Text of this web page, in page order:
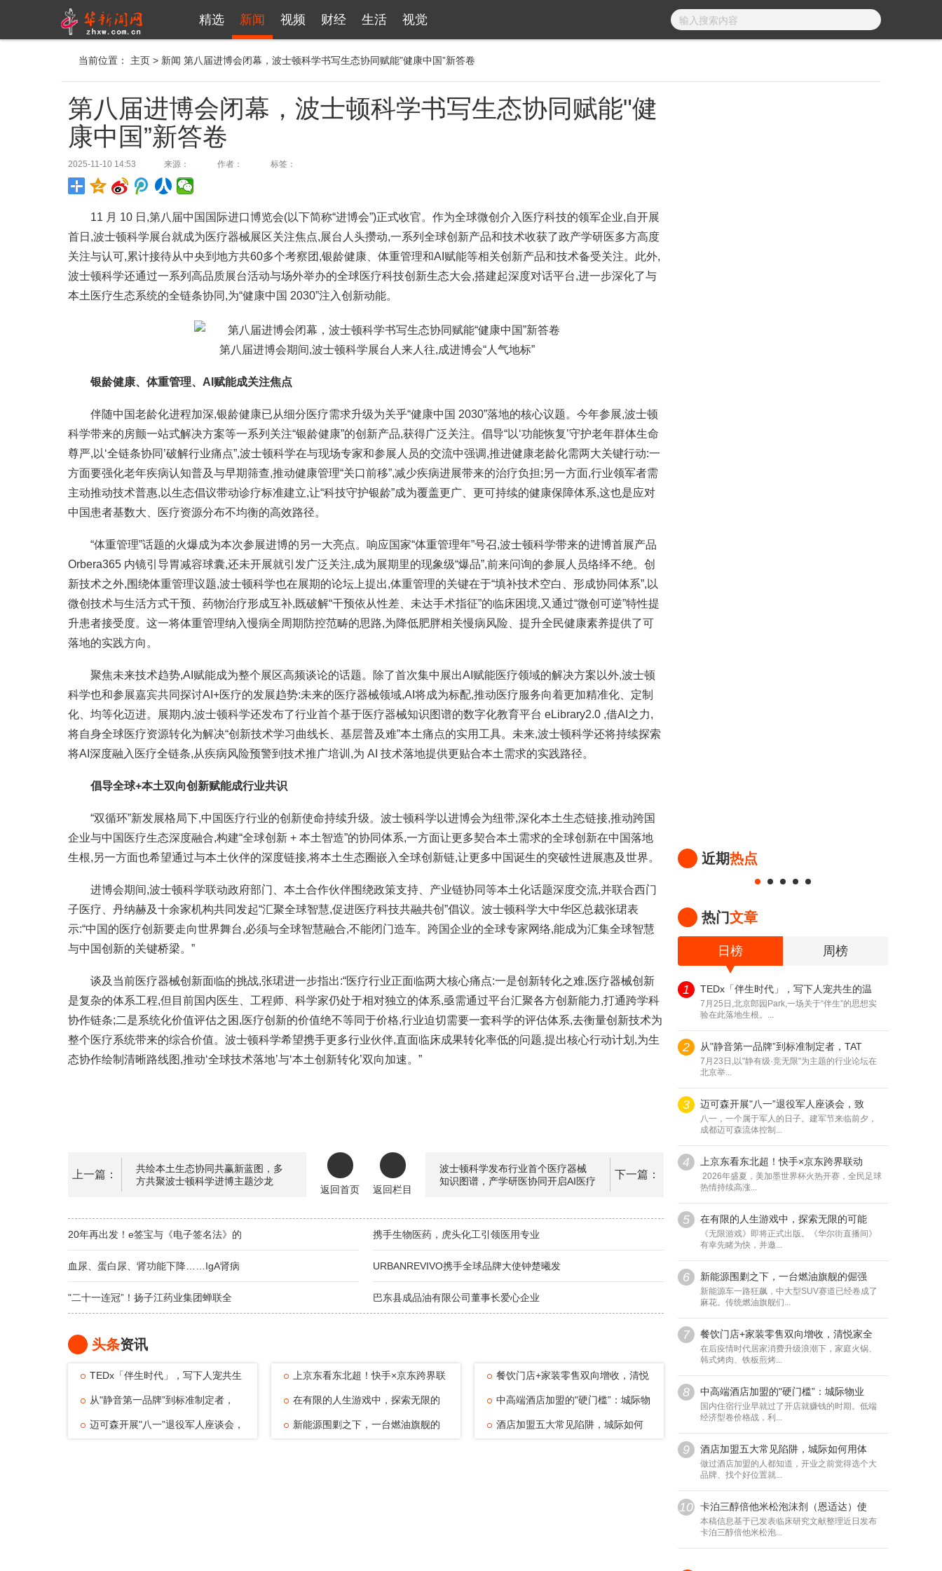
精选 新闻 视频 财经 生活 视觉
当前位置： 主页 > 新闻 第八届进博会闭幕，波士顿科学书写生态协同赋能"健康中国”新答卷
第八届进博会闭幕，波士顿科学书写生态协同赋能"健
康中国”新答卷
2025-11-10 14:53 来源： 作者： 标签：
11 月 10 日,第八届中国国际进口博览会(以下简称“进博会”)正式收官。作为全球微创介入医疗科技的领军企业,自开展
首日,波士顿科学展台就成为医疗器械展区关注焦点,展台人头攒动,一系列全球创新产品和技术收获了政产学研医多方高度
关注与认可,累计接待从中央到地方共60多个考察团,银龄健康、体重管理和AI赋能等相关创新产品和技术备受关注。此外,
波士顿科学还通过一系列高品质展台活动与场外举办的全球医疗科技创新生态大会,搭建起深度对话平台,进一步深化了与
本土医疗生态系统的全链条协同,为“健康中国 2030”注入创新动能。
第八届进博会期间,波士顿科学展台人来人往,成进博会“人气地标”
银龄健康、体重管理、AI赋能成关注焦点
伴随中国老龄化进程加深,银龄健康已从细分医疗需求升级为关乎“健康中国 2030”落地的核心议题。今年参展,波士顿
科学带来的房颤一站式解决方案等一系列关注“银龄健康”的创新产品,获得广泛关注。倡导“以‘功能恢复’守护老年群体生命
尊严,以‘全链条协同’破解行业痛点”,波士顿科学在与现场专家和参展人员的交流中强调,推进健康老龄化需两大关键行动:一
方面要强化老年疾病认知普及与早期筛查,推动健康管理“关口前移”,减少疾病进展带来的治疗负担;另一方面,行业领军者需
主动推动技术普惠,以生态倡议带动诊疗标准建立,让“科技守护银龄”成为覆盖更广、更可持续的健康保障体系,这也是应对
中国患者基数大、医疗资源分布不均衡的高效路径。
“体重管理”话题的火爆成为本次参展进博的另一大亮点。响应国家“体重管理年”号召,波士顿科学带来的进博首展产品
Orbera365 内镜引导胃减容球囊,还未开展就引发广泛关注,成为展期里的现象级“爆品”,前来问询的参展人员络绎不绝。创
新技术之外,围绕体重管理议题,波士顿科学也在展期的论坛上提出,体重管理的关键在于“填补技术空白、形成协同体系”,以
微创技术与生活方式干预、药物治疗形成互补,既破解“干预依从性差、未达手术指征”的临床困境,又通过“微创可逆”特性提
升患者接受度。这一将体重管理纳入慢病全周期防控范畴的思路,为降低肥胖相关慢病风险、提升全民健康素养提供了可
落地的实践方向。
聚焦未来技术趋势,AI赋能成为整个展区高频谈论的话题。除了首次集中展出AI赋能医疗领域的解决方案以外,波士顿
科学也和参展嘉宾共同探讨AI+医疗的发展趋势:未来的医疗器械领域,AI将成为标配,推动医疗服务向着更加精准化、定制
化、均等化迈进。展期内,波士顿科学还发布了行业首个基于医疗器械知识图谱的数字化教育平台 eLibrary2.0 ,借AI之力,
将自身全球医疗资源转化为解决“创新技术学习曲线长、基层普及难”本土痛点的实用工具。未来,波士顿科学还将持续探索
将AI深度融入医疗全链条,从疾病风险预警到技术推广培训,为 AI 技术落地提供更贴合本土需求的实践路径。
倡导全球+本土双向创新赋能成行业共识
“双循环”新发展格局下,中国医疗行业的创新使命持续升级。波士顿科学以进博会为纽带,深化本土生态链接,推动跨国
企业与中国医疗生态深度融合,构建“全球创新 + 本土智造”的协同体系,一方面让更多契合本土需求的全球创新在中国落地
生根,另一方面也希望通过与本土伙伴的深度链接,将本土生态圈嵌入全球创新链,让更多中国诞生的突破性进展惠及世界。
进博会期间,波士顿科学联动政府部门、本土合作伙伴围绕政策支持、产业链协同等本土化话题深度交流,并联合西门
子医疗、丹纳赫及十余家机构共同发起“汇聚全球智慧,促进医疗科技共融共创”倡议。波士顿科学大中华区总裁张珺表
示:“中国的医疗创新要走向世界舞台,必须与全球智慧融合,不能闭门造车。跨国企业的全球专家网络,能成为汇集全球智慧
与中国创新的关键桥梁。”
谈及当前医疗器械创新面临的挑战,张珺进一步指出:“医疗行业正面临两大核心痛点:一是创新转化之难,医疗器械创新
是复杂的体系工程,但目前国内医生、工程师、科学家仍处于相对独立的体系,亟需通过平台汇聚各方创新能力,打通跨学科
协作链条;二是系统化价值评估之困,医疗创新的价值绝不等同于价格,行业迫切需要一套科学的评估体系,去衡量创新技术为
整个医疗系统带来的综合价值。波士顿科学希望携手更多行业伙伴,直面临床成果转化率低的问题,提出核心行动计划,为生
态协作绘制清晰路线图,推动‘全球技术落地’与‘本土创新转化’双向加速。”
上一篇：
共绘本土生态协同共赢新蓝图，多
方共聚波士顿科学进博主题沙龙
返回首页 返回栏目
波士顿科学发布行业首个医疗器械
知识图谱，产学研医协同开启AI医疗
下一篇：
20年再出发！e签宝与《电子签名法》的 携手生物医药，虎头化工引领医用专业
血尿、蛋白尿、肾功能下降……IgA肾病 URBANREVIVO携手全球品牌大使钟楚曦发
"二十一连冠”！扬子江药业集团蝉联全 巴东县成品油有限公司董事长爱心企业
头条资讯
TEDx「伴生时代」，写下人宠共生
的温暖注脚
从"静音第一品牌”到标准制定者，
TATA木门四
迈可森开展"八一”退役军人座谈会，
上京东看东北超！快手×京东跨界联
动，观赛
在有限的人生游戏中，探索无限的
可能——浅
新能源围剿之下，一台燃油旗舰的
餐饮门店+家装零售双向增收，清悦
家全国合伙
中高端酒店加盟的"硬门槛”：城际物
业准入标
酒店加盟五大常见陷阱，城际如何
近期热点
热门文章
日榜 周榜
1 TEDx「伴生时代」，写下人宠共生的温
7月25日,北京郎园Park,一场关于“伴生”的思想实
验在此落地生根。...
2 从"静音第一品牌”到标准制定者，TAT
7月23日,以"静有级·竞无限"为主题的行业论坛在
北京举...
3 迈可森开展"八一”退役军人座谈会，致
八一，一个属于军人的日子。建军节来临前夕，
成都迈可森流体控制...
4 上京东看东北超！快手×京东跨界联动
2026年盛夏，美加墨世界杯火热开赛，全民足球
热情持续高涨...
5 在有限的人生游戏中，探索无限的可能
《无限游戏》即将正式出版。《华尔街直播间》
有幸先睹为快，并邀...
6 新能源围剿之下，一台燃油旗舰的倔强
新能源车一路狂飙，中大型SUV赛道已经卷成了
麻花。传统燃油旗舰们...
7 餐饮门店+家装零售双向增收，清悦家全
在后疫情时代居家消费升级浪潮下，家庭火锅、
韩式烤肉、铁板煎烤...
8 中高端酒店加盟的"硬门槛”：城际物业
国内住宿行业早就过了开店就赚钱的时期。低端
经济型卷价格战，利...
9 酒店加盟五大常见陷阱，城际如何用体
做过酒店加盟的人都知道，开业之前觉得选个大
品牌、找个好位置就...
10 卡泊三醇倍他米松泡沫剂（恩适达）使
本稿信息基于已发表临床研究文献整理近日发布
卡泊三醇倍他米松泡...